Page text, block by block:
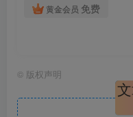
黄金会员 免费
© 版权声明